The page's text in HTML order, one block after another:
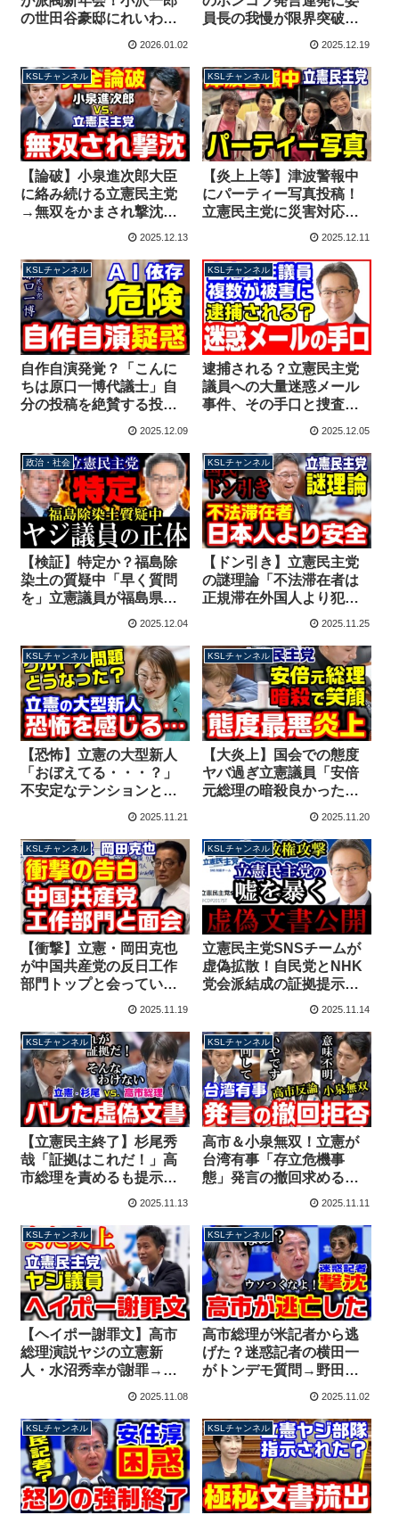
の世田谷豪邸にれいわ議
り損ねた男【KSLチャン
ネル】
2026.01.02
員長の我慢が限界突破！
まる【KSLチャンネル】
2025.12.19
KSLチャンネル
【論破】小泉進次郎大臣
に絡み続ける立憲民主党
→無双をかまされ撃沈
【KSLチャンネル】
2025.12.13
KSLチャンネル
【炎上上等】津波警報中
にパーティー写真投稿！
立憲民主党に災害対応は
無理？地震より自己アピ
【KSLチャンネル】
2025.12.11
KSLチャンネル
自作自演発覚？「こんに
ちは原口一博代議士」自
分の投稿を絶賛する投稿
原因か【KSLチャンネ
ル】
2025.12.09
KSLチャンネル
逮捕される？立憲民主党
議員への大量迷惑メール
事件、その手口と捜査の
2025.12.05
政治・社会
【検証】特定か？福島除
染土の質疑中「早く質問
を」立憲議員が福島県民
の前でヤジ、音声を比較
チャンネル】
2025.12.04
KSLチャンネル
【ドン引き】立憲民主党
の謎理論「不法滞在者は
正規滞在外国人より犯罪
率が低い、日本人の安全
【KSLチャンネル】
2025.11.25
KSLチャンネル
【恐怖】立憲の大型新人
「おぼえてる・・・？」
不安定なテンションと音
量がバグってホラー！ク
【KSLチャンネル】
2025.11.21
KSLチャンネル
【大炎上】国会での態度
ヤバ過ぎ立憲議員「安倍
元総理の暗殺良かった」
→ずっと笑顔で批判殺到
2025.11.20
KSLチャンネル
【衝撃】立憲・岡田克也
が中国共産党の反日工作
部門トップと会ってい
た！訪中で台湾有事に関
される【KSLチャンネ
ル】
2025.11.19
KSLチャンネル
立憲民主党SNSチームが
虚偽拡散！自民党とNHK
党会派結成の証拠提示→
参議院が否定する別の資
ル】
2025.11.14
KSLチャンネル
【立憲民主終了】杉尾秀
哉「証拠はこれだ！」高
市総理を責めるも提示文
書に虚偽疑惑が浮上、
怒【KSLチャンネル】
2025.11.13
KSLチャンネル
高市＆小泉無双！立憲が
台湾有事「存立危機事
態」発言の撤回求めるも
一蹴されてしまう【KSL
2025.11.11
KSLチャンネル
【ヘイポー謝罪文】高市
総理演説ヤジの立憲新
人・水沼秀幸が謝罪→余
してしまう【KSLチャン
ネル】
2025.11.08
KSLチャンネル
高市総理が米記者から逃
げた？迷惑記者の横田一
がトンデモ質問→野田代
う下がれ」撃沈する
【KSLチャンネル】
2025.11.02
KSLチャンネル KSLチャンネル